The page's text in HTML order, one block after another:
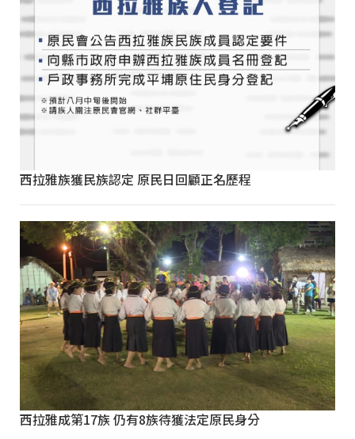
西拉雅族獲民族認定 原民日回顧正名歷程
西拉雅成第17族 仍有8族待獲法定原民身分